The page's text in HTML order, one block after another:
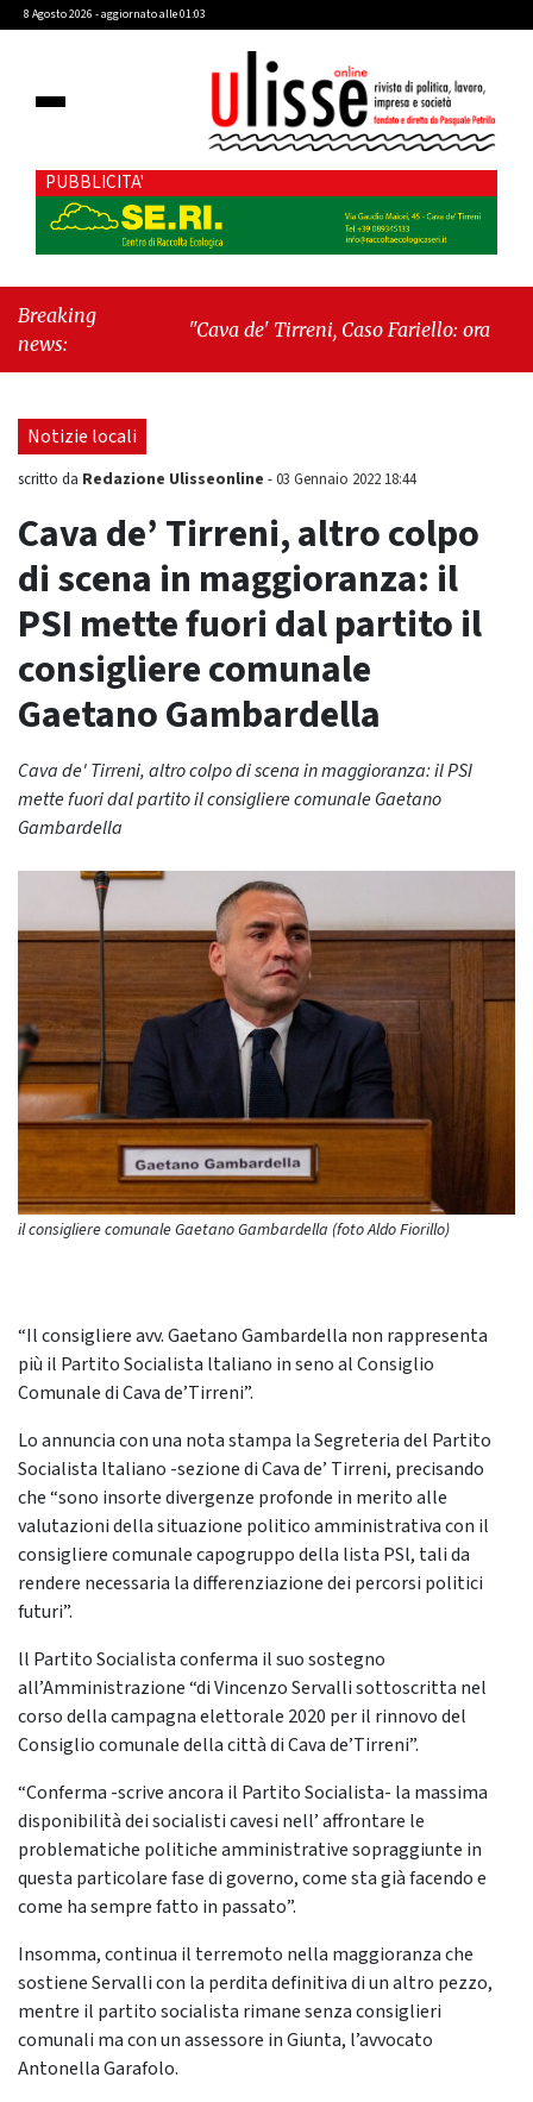
8 Agosto 2026 - aggiornato alle 01:03
PUBBLICITA'
Breaking
news:
"Cava de' Tirreni, Caso Fariello: ora torniamo
Notizie locali
scritto da Redazione Ulisseonline -03 Gennaio 2022 18:44
Cava de’ Tirreni, altro colpo
di scena in maggioranza: il
PSI mette fuori dal partito il
consigliere comunale
Gaetano Gambardella
Cava de' Tirreni, altro colpo di scena in maggioranza: il PSI
mette fuori dal partito il consigliere comunale Gaetano
Gambardella
il consigliere comunale Gaetano Gambardella (foto Aldo Fiorillo)
“Il consigliere avv. Gaetano Gambardella non rappresenta
più il Partito Socialista ltaliano in seno al Consiglio
Comunale di Cava de’Tirreni”.
Lo annuncia con una nota stampa la Segreteria del Partito
Socialista ltaliano -sezione di Cava de’ Tirreni, precisando
che “sono insorte divergenze profonde in merito alle
valutazioni della situazione politico amministrativa con il
consigliere comunale capogruppo della lista PSl, tali da
rendere necessaria la differenziazione dei percorsi politici
futuri”.
ll Partito Socialista conferma il suo sostegno
all’Amministrazione “di Vincenzo Servalli sottoscritta nel
corso della campagna elettorale 2020 per il rinnovo del
Consiglio comunale della città di Cava de’Tirreni”.
“Conferma -scrive ancora il Partito Socialista- la massima
disponibilità dei socialisti cavesi nell’ affrontare le
problematiche politiche amministrative sopraggiunte in
questa particolare fase di governo, come sta già facendo e
come ha sempre fatto in passato”.
Insomma, continua il terremoto nella maggioranza che
sostiene Servalli con la perdita definitiva di un altro pezzo,
mentre il partito socialista rimane senza consiglieri
comunali ma con un assessore in Giunta, l’avvocato
Antonella Garafolo.